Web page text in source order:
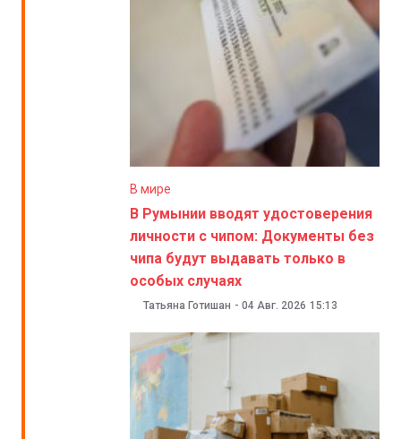
В мире
В Румынии вводят удостоверения
личности с чипом: Документы без
чипа будут выдавать только в
особых случаях
Татьяна Готишан - 04 Авг. 2026 15:13